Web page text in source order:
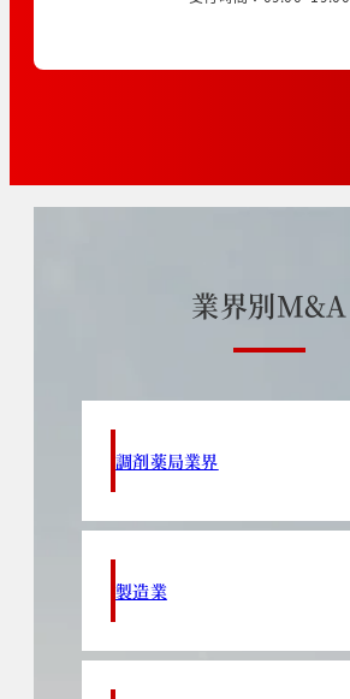
業界別M&A
調剤薬局業界
製造業